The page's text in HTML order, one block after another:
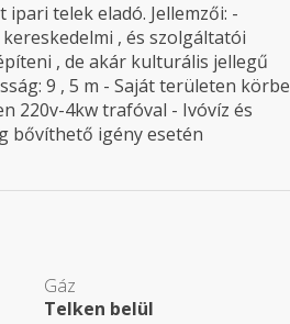
telek eladó. Jellemzői: -
, és szolgáltatói
, de akár kulturális jellegű
9 , 5 m - Saját területen körbe
220v-4kw trafóval - Ivóvíz és
bővíthető igény esetén
Gáz
Telken belül